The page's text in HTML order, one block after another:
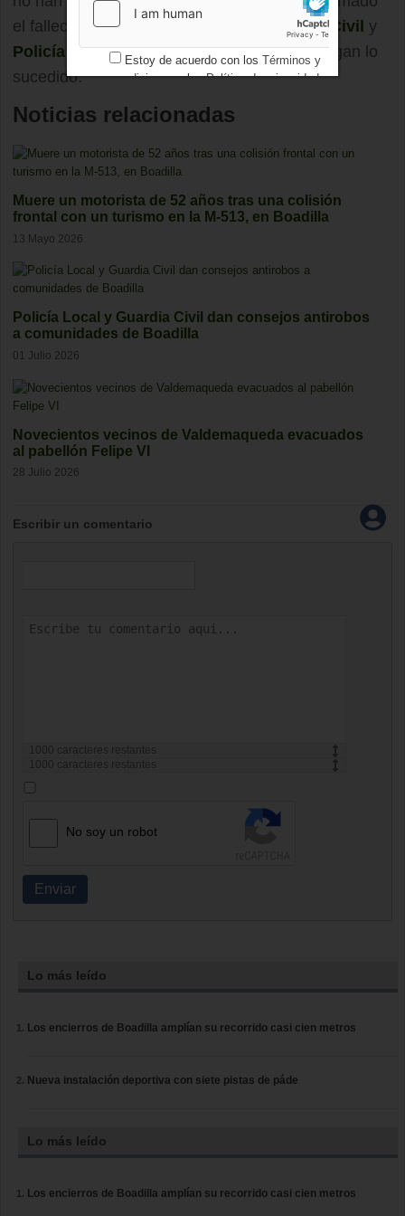
el fallecimiento de este trabajador.
Guardia Civil y
Policía LocaldeBoadilla del Monteinvestigan lo
sucedido.
Noticias relacionadas
Muere un motorista de 52 años tras una colisión
frontal con un turismo en la M-513, en Boadilla
13 Mayo 2026
Policía Local y Guardia Civil dan consejos antirobos
a comunidades de Boadilla
01 Julio 2026
Novecientos vecinos de Valdemaqueda evacuados
al pabellón Felipe VI
28 Julio 2026
Escribir un comentario
1000
caracteres restantes
1000
caracteres restantes
No soy un robot
Enviar
Lo más leído
Los encierros de Boadilla amplían su recorrido casi cien metros
Nueva instalación deportiva con siete pistas de páde
Lo más leído
Los encierros de Boadilla amplían su recorrido casi cien metros
Estoy de acuerdo con los Términos y
condicionesy losPolítica de privacidad